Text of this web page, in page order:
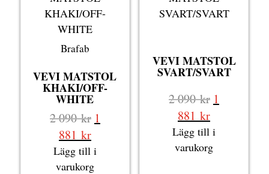
Brafab
VEVI MATSTOL
KHAKI/OFF-
WHITE
2 090kr Det
priset
var:
1
881 krDet
nuvarande
priset
Lägg till i
varukorg
VEVI MATSTOL
SVART/SVART
2 090kr Det
priset
var:
1
881 krDet
nuvarande
priset
Lägg till i
varukorg